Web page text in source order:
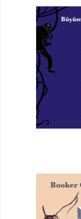
yapılan bir Gallup
bilim insanlarının
bilgisini de
bugüne dek evrim
makale üretildiği ve
milyonlarca veri,
bütünlüklü bir
gerçeğini de…
“Evrim’e göre her
fosiller sahte”,
kaynak önermek
adresinden
kısaca